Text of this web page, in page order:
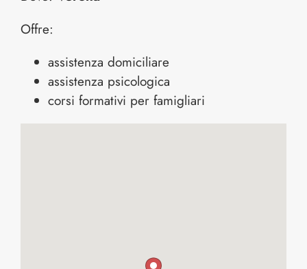
Offre:
assistenza domiciliare
assistenza psicologica
corsi formativi per famigliari